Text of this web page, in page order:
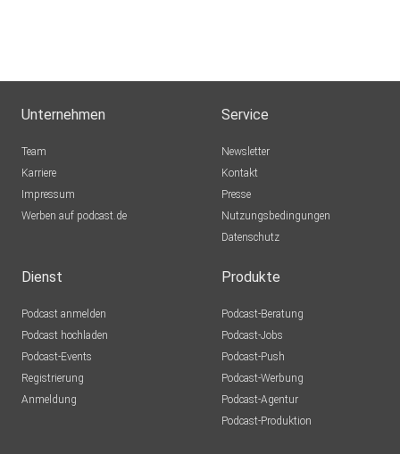
Elmerhaus
mtreue
Berlin
TanjaNeu
Brandenburg OT Kirchmöser
oledd
Kopenhagen
Unternehmen
Team
Karriere
Impressum
Werben auf podcast.de
Service
Newsletter
Kontakt
Presse
Nutzungsbedingungen
Datenschutz
Dienst
Podcast anmelden
Podcast hochladen
Podcast-Events
Registrierung
Anmeldung
Produkte
Podcast-Beratung
Podcast-Jobs
Podcast-Push
Podcast-Werbung
Podcast-Agentur
Podcast-Produktion